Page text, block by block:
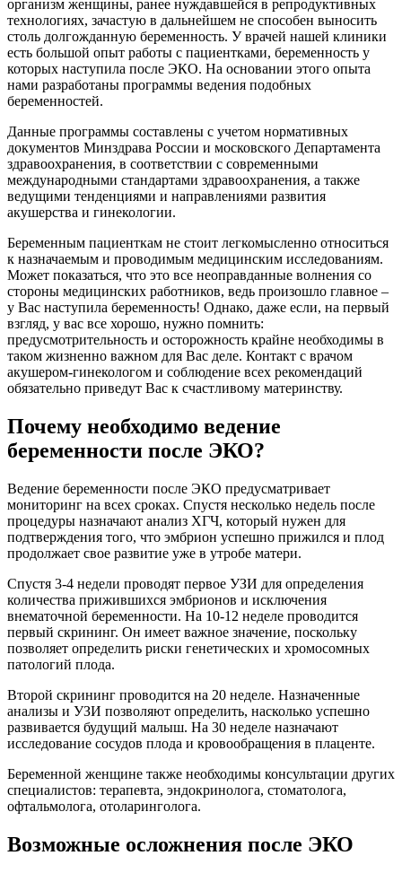
организм женщины, ранее нуждавшейся в репродуктивных
технологиях, зачастую в дальнейшем не способен выносить
столь долгожданную беременность. У врачей нашей клиники
есть большой опыт работы с пациентками, беременность у
которых наступила после ЭКО. На основании этого опыта
нами разработаны программы ведения подобных
беременностей.
Данные программы составлены с учетом нормативных
документов Минздрава России и московского Департамента
здравоохранения, в соответствии с современными
международными стандартами здравоохранения, а также
ведущими тенденциями и направлениями развития
акушерства и гинекологии.
Беременным пациенткам не стоит легкомысленно относиться
к назначаемым и проводимым медицинским исследованиям.
Может показаться, что это все неоправданные волнения со
стороны медицинских работников, ведь произошло главное –
у Вас наступила беременность! Однако, даже если, на первый
взгляд, у вас все хорошо, нужно помнить:
предусмотрительность и осторожность крайне необходимы в
таком жизненно важном для Вас деле. Контакт с врачом
акушером-гинекологом и соблюдение всех рекомендаций
обязательно приведут Вас к счастливому материнству.
Почему необходимо ведение
беременности после ЭКО?
Ведение беременности после ЭКО предусматривает
мониторинг на всех сроках. Спустя несколько недель после
процедуры назначают анализ ХГЧ, который нужен для
подтверждения того, что эмбрион успешно прижился и плод
продолжает свое развитие уже в утробе матери.
Спустя 3-4 недели проводят первое УЗИ для определения
количества прижившихся эмбрионов и исключения
внематочной беременности. На 10-12 неделе проводится
первый скрининг. Он имеет важное значение, поскольку
позволяет определить риски генетических и хромосомных
патологий плода.
Второй скрининг проводится на 20 неделе. Назначенные
анализы и УЗИ позволяют определить, насколько успешно
развивается будущий малыш. На 30 неделе назначают
исследование сосудов плода и кровообращения в плаценте.
Беременной женщине также необходимы консультации других
специалистов: терапевта, эндокринолога, стоматолога,
офтальмолога, отоларинголога.
Возможные осложнения после ЭКО